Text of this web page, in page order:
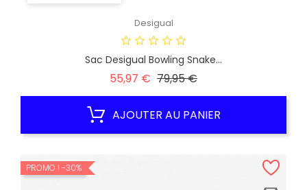
Desigual
Sac Desigual Bowling Snake...
55,97 € Prix
79,95 €Prix
AJOUTER AU PANIER
PROMO ! -30%